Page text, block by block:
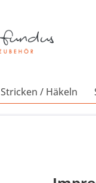
Stricken / Häkeln